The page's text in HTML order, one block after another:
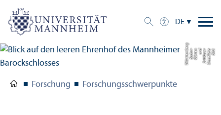
DE
Bil
d:
S
t
a
a
tli
c
h
e
S
c
hl
ö
s
s
e
r
u
n
d
G
ä
r
t
e
n
B
a
d
e
n-
W
ü
r
t
t
e
m
b
e
r
g
Forschung Forschungs­schwerpunkte